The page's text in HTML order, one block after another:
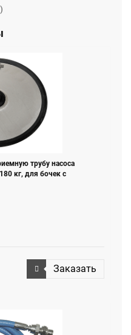
трубу насоса
кг, для бочек с
Заказать